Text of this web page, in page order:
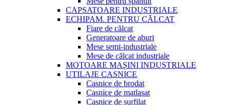
CAPSATOARE INDUSTRIALE
ECHIPAM. PENTRU CĂLCAT
Fiare de călcat
Generatoare de aburi
Mese semi-industriale
Mese de călcat industriale
MOTOARE MAȘINI INDUSTRIALE
UTILAJE CASNICE
Casnice de brodat
Casnice de matlasat
Casnice de surfilat